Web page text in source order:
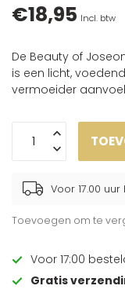
€18,95 Incl. btw
De Beauty of
is een licht,
vermoeider
Voor 17.00
Toevoegen om te
Voor 17:00
Gratis